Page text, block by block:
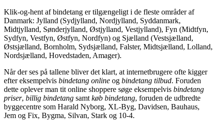
Klik-og-hent af bindetang er tilgængeligt i de fleste områder af
Danmark: Jylland (Sydjylland, Nordjylland, Syddanmark,
Midtjylland, Sønderjylland, Østjylland, Vestjylland), Fyn (Midtfyn,
Sydfyn, Vestfyn, Østfyn, Nordfyn) og Sjælland (Vestsjælland,
Østsjælland, Bornholm, Sydsjælland, Falster, Midtsjælland, Lolland,
Nordsjælland, Hovedstaden, Amager).
Når der ses på tallene bliver det klart, at internetbrugere ofte kigger
efter eksempelvis bindetang online og bindetang tilbud. Foruden
dette oplever man tit online shoppere søge eksempelvis bindetang
priser, billig bindetang samt køb bindetang, foruden de udbredte
byggecentre som Harald Nyborg, XL-Byg, Davidsen, Bauhaus,
Jem og Fix, Bygma, Silvan, Stark og 10-4.